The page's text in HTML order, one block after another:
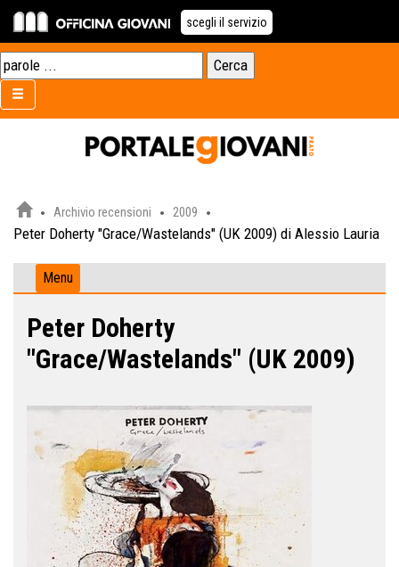
scegli il servizio
Archivio recensioni 2009
Peter Doherty "Grace/Wastelands" (UK 2009) di Alessio Lauria
Menu
Peter Doherty
"Grace/Wastelands" (UK 2009)